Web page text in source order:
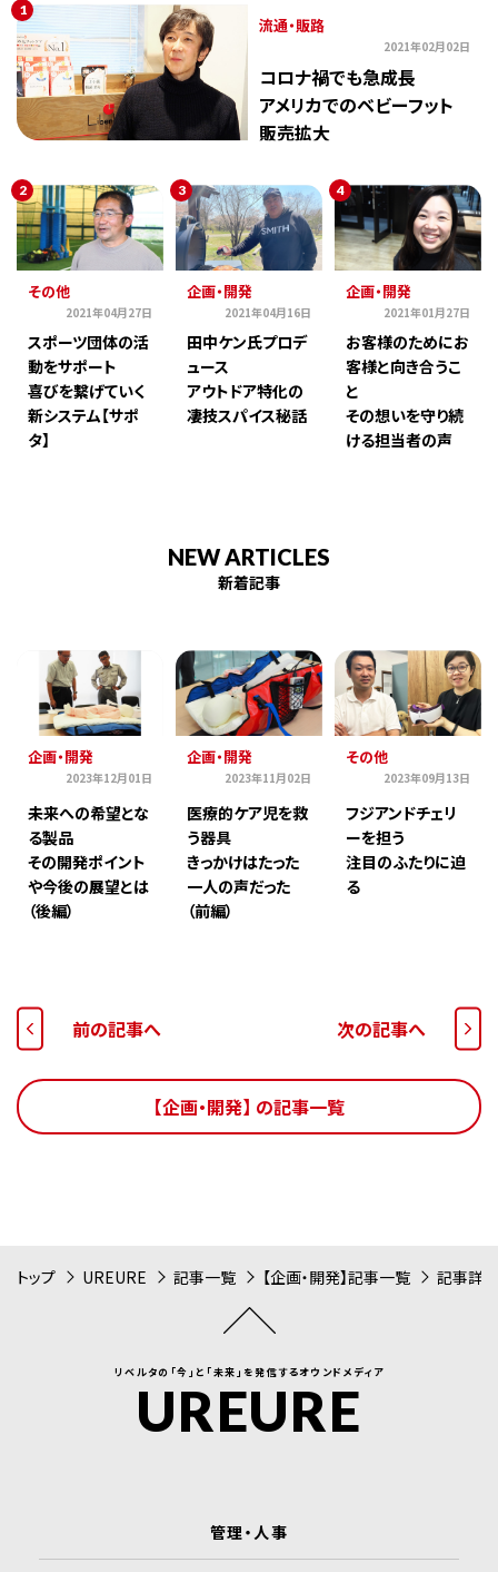
1
流通・販路
2021年02月02日
コロナ禍でも急成長
アメリカでのベビーフット
販売拡大
2
その他
2021年04月27日
スポーツ団体の活
動をサポート
喜びを繋げていく
新システム【サポ
タ】
3
企画・開発
2021年04月16日
田中ケン氏プロデ
ュース
アウトドア特化の
凄技スパイス秘話
4
企画・開発
2021年01月27日
お客様のためにお
客様と向き合うこ
と
その想いを守り続
ける担当者の声
NEW ARTICLES
新着記事
企画・開発
2023年12月01日
未来への希望とな
る製品
その開発ポイント
や今後の展望とは
（後編）
企画・開発
2023年11月02日
医療的ケア児を救
う器具
きっかけはたった
一人の声だった
（前編）
その他
2023年09月13日
フジアンドチェリ
ーを担う
注目のふたりに迫
る
前の記事へ 次の記事へ
【企画・開発】 の記事一覧
トップ UREURE 記事一覧 【企画・開発】記事一覧 記事詳細
リベルタの「今」と「未来」を発信するオウンドメディア
UREURE
管理・人事